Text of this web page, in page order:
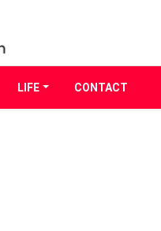
LIFE CONTACT